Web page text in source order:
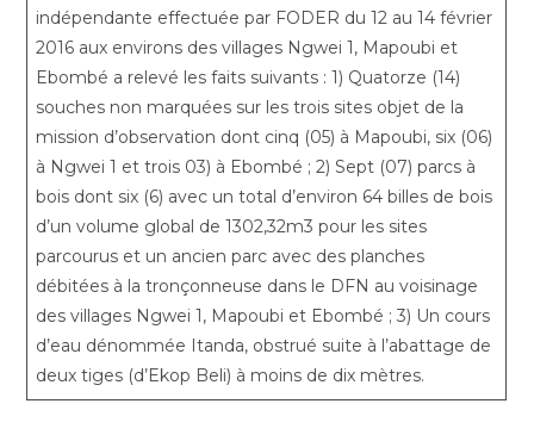
indépendante effectuée par FODER du 12 au 14 février
2016 aux environs des villages Ngwei 1, Mapoubi et
Ebombé a relevé les faits suivants : 1) Quatorze (14)
souches non marquées sur les trois sites objet de la
mission d’observation dont cinq (05) à Mapoubi, six (06)
à Ngwei 1 et trois 03) à Ebombé ; 2) Sept (07) parcs à
bois dont six (6) avec un total d’environ 64 billes de bois
d’un volume global de 1302,32m3 pour les sites
parcourus et un ancien parc avec des planches
débitées à la tronçonneuse dans le DFN au voisinage
des villages Ngwei 1, Mapoubi et Ebombé ; 3) Un cours
d’eau dénommée Itanda, obstrué suite à l’abattage de
deux tiges (d’Ekop Beli) à moins de dix mètres.